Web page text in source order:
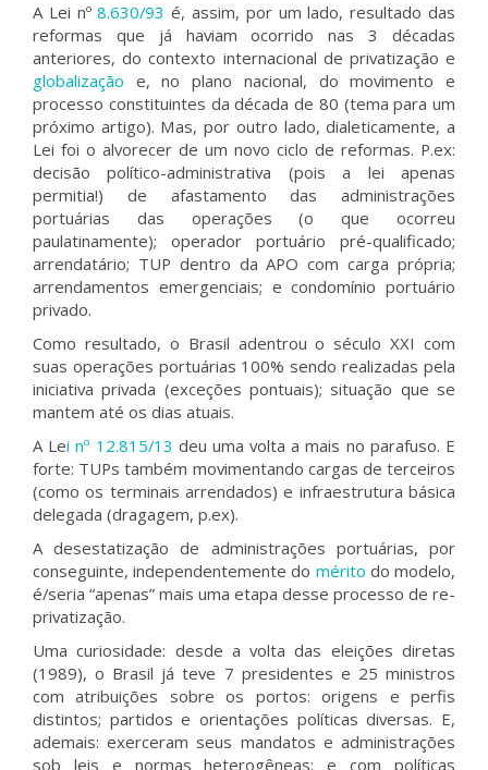
A Lei nº8.630/93 é, assim, por um lado, resultado das
reformas que já haviam ocorrido nas 3 décadas
anteriores, do contexto internacional de privatização e
globalização e, no plano nacional, do movimento e
processo constituintes da década de 80 (tema para um
próximo artigo). Mas, por outro lado, dialeticamente, a
Lei foi o alvorecer de um novo ciclo de reformas. P.ex:
decisão político-administrativa (pois a lei apenas
permitia!) de afastamento das administrações
portuárias das operações (o que ocorreu
paulatinamente); operador portuário pré-qualificado;
arrendatário; TUP dentro da APO com carga própria;
arrendamentos emergenciais; e condomínio portuário
privado.
Como resultado, o Brasil adentrou o século XXI com
suas operações portuárias 100% sendo realizadas pela
iniciativa privada (exceções pontuais); situação que se
mantem até os dias atuais.
A Lei nº 12.815/13 deu uma volta a mais no parafuso. E
forte: TUPs também movimentando cargas de terceiros
(como os terminais arrendados) e infraestrutura básica
delegada (dragagem, p.ex).
A desestatização de administrações portuárias, por
conseguinte, independentemente do mérito do modelo,
é/seria “apenas” mais uma etapa desse processo de re-
privatização.
Uma curiosidade: desde a volta das eleições diretas
(1989), o Brasil já teve 7 presidentes e 25 ministros
com atribuições sobre os portos: origens e perfis
distintos; partidos e orientações políticas diversas. E,
ademais: exerceram seus mandatos e administrações
sob leis e normas heterogêneas; e com políticas